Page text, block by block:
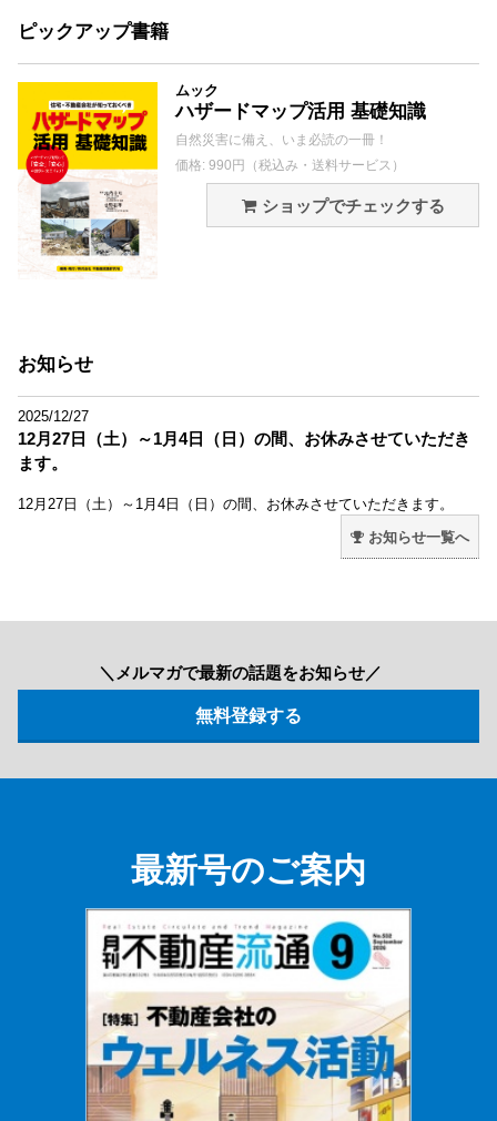
ピックアップ書籍
ムック
ハザードマップ活用 基礎知識
自然災害に備え、いま必読の一冊！
価格: 990円（税込み・送料サービス）
ショップでチェックする
お知らせ
2025/12/27
12月27日（土）～1月4日（日）の間、お休みさせていただき
ます。
12月27日（土）～1月4日（日）の間、お休みさせていただきます。
お知らせ一覧へ
＼メルマガで最新の話題をお知らせ／
最新号のご案内